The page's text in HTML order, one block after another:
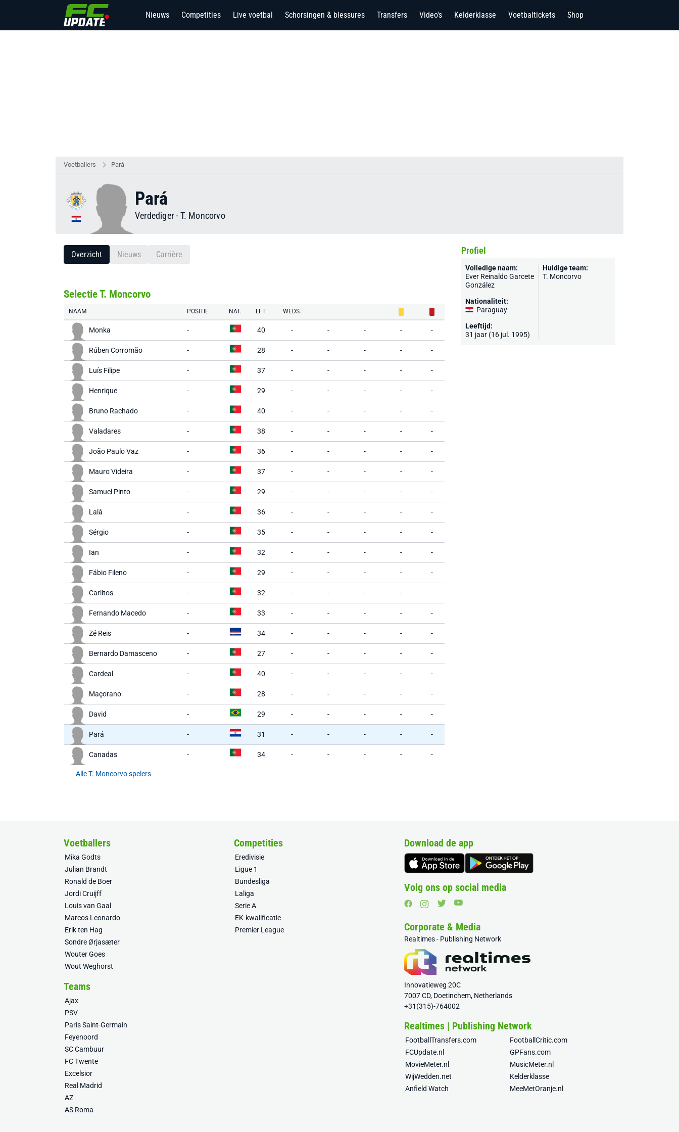
Nieuws Competities Live voetbal Schorsingen & blessures Transfers Video's Kelderklasse Voetbaltickets Shop
Voetballers Pará
Pará
Verdediger- T. Moncorvo
Overzicht Nieuws Carrière
Selectie T. Moncorvo
NAAM POSITIE NAT. LFT. WEDS.
Monka - 40 - - - - -
Rúben Corromão - 28 - - - - -
Luís Filipe - 37 - - - - -
Henrique - 29 - - - - -
Bruno Rachado - 40 - - - - -
Valadares - 38 - - - - -
João Paulo Vaz - 36 - - - - -
Mauro Videira - 37 - - - - -
Samuel Pinto - 29 - - - - -
Lalá - 36 - - - - -
Sérgio - 35 - - - - -
Ian - 32 - - - - -
Fábio Fileno - 29 - - - - -
Carlitos - 32 - - - - -
Fernando Macedo - 33 - - - - -
Zé Reis - 34 - - - - -
Bernardo Damasceno - 27 - - - - -
Cardeal - 40 - - - - -
Maçorano - 28 - - - - -
David - 29 - - - - -
Pará - 31 - - - - -
Canadas - 34 - - - - -
Alle T. Moncorvo spelers
Profiel
Volledige naam:
Ever Reinaldo Garcete
González
Nationaliteit:
Paraguay
Leeftijd:
31 jaar (16 jul. 1995)
Huidige team:
T. Moncorvo
Voetballers
Mika Godts
Julian Brandt
Ronald de Boer
Jordi Cruijff
Louis van Gaal
Marcos Leonardo
Erik ten Hag
Sondre Ørjasæter
Wouter Goes
Wout Weghorst
Competities
Eredivisie
Ligue 1
Bundesliga
Laliga
Serie A
EK-kwalificatie
Premier League
Teams
Ajax
PSV
Paris Saint-Germain
Feyenoord
SC Cambuur
FC Twente
Excelsior
Real Madrid
AZ
AS Roma
Download de app
Volg ons op social media
Corporate & Media
Realtimes - Publishing Network
Innovatieweg 20C
7007 CD, Doetinchem, Netherlands
+31(315)-764002
Realtimes | Publishing Network
FootballTransfers.com
FootballCritic.com
FCUpdate.nl
GPFans.com
MovieMeter.nl
MusicMeter.nl
WijWedden.net
Kelderklasse
Anfield Watch
MeeMetOranje.nl